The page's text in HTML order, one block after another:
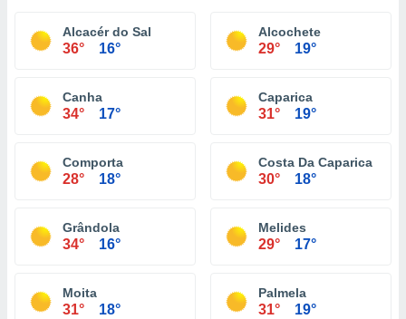
Alcacér do Sal
36° 16°
Alcochete
29° 19°
Canha
34° 17°
Caparica
31° 19°
Comporta
28° 18°
Costa Da Caparica
30° 18°
Grândola
34° 16°
Melides
29° 17°
Moita
31° 18°
Palmela
31° 19°